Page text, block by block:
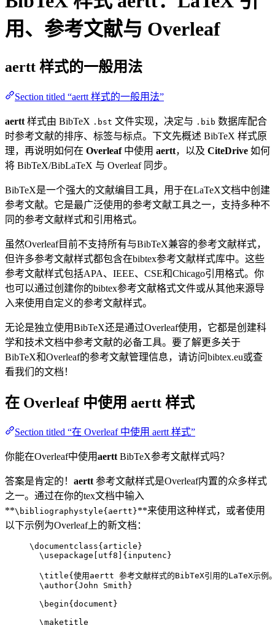
用、参考文献与 Overleaf
aertt 样式的一般用法
Section titled “aertt 样式的一般用法”
aertt 样式由 BibTeX .bst 文件实现，决定与 .bib 数据库配合
时参考文献的排序、标签与标点。下文先概述 BibTeX 样式原
理，再说明如何在 Overleaf中使用 aertt，以及 CiteDrive 如何
将 BibTeX/BibLaTeX 与 Overleaf 同步。
BibTeX是一个强大的文献编目工具，用于在LaTeX文档中创建
参考文献。它是最广泛使用的参考文献工具之一，支持多种不
同的参考文献样式和引用格式。
虽然Overleaf目前不支持所有与BibTeX兼容的参考文献样式，
但许多参考文献样式都包含在bibtex参考文献样式库中。这些
参考文献样式包括APA、IEEE、CSE和Chicago引用格式。你
也可以通过创建你的bibtex参考文献格式文件或从其他来源导
入来使用自定义的参考文献样式。
无论是独立使用BibTeX还是通过Overleaf使用，它都是创建科
学和技术文档中参考文献的必备工具。要了解更多关于
BibTeX和Overleaf的参考文献管理信息，请访问bibtex.eu或查
看我们的文档！
在 Overleaf 中使用 aertt 样式
Section titled “在 Overleaf 中使用 aertt 样式”
你能在Overleaf中使用aerttBibTeX参考文献样式吗？
答案是肯定的！ aertt参考文献样式是Overleaf内置的众多样式
之一。通过在你的tex文档中输入
**\bibliographystyle{aertt}**来使用这种样式，或者使用
以下示例为Overleaf上的新文档：
\documentclass{ article }
\usepackage
utf8 ]{ inputenc }
\title{使用aertt 参考文献样式的BibTeX引用的LaTeX示例
\author{John Smith}
\begin{ document }
\maketitle